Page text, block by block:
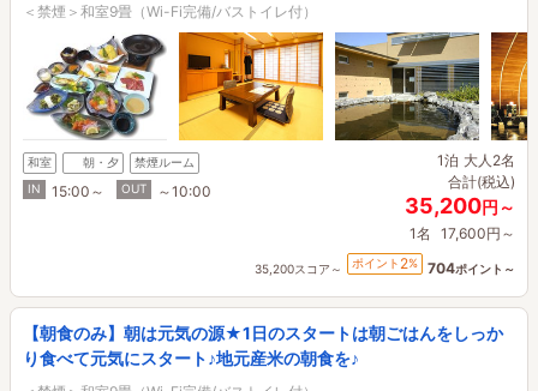
＜禁煙＞和室9畳（Wi-Fi完備/バストイレ付）
和室 朝・夕
禁煙ルーム
IN
15:00～ OUT ～10:00
1泊 大人2名
合計(税込)
35,200円～
1名 17,600円～
35,200スコア～ ポイント 2% 704ポイント～
【朝食のみ】朝は元気の源★1日のスタートは朝ごはんをしっか
り食べて元気にスタート♪地元産米の朝食を♪